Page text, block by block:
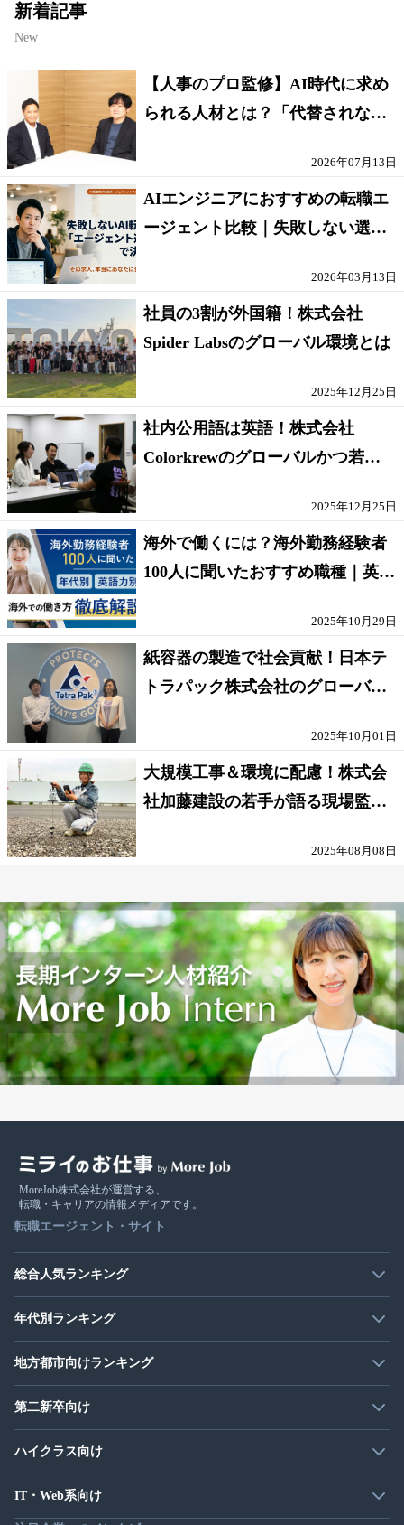
新着記事
New
【人事のプロ監修】AI時代に求め
られる人材とは？「代替されない
2026年07月13日
AIエンジニアにおすすめの転職エ
ージェント比較｜失敗しない選び
2026年03月13日
社員の3割が外国籍！株式会社
Spider Labsのグローバル環境とは
2025年12月25日
社内公用語は英語！株式会社
Colorkrewのグローバルかつ若手
2025年12月25日
海外で働くには？海外勤務経験者
100人に聞いたおすすめ職種｜英語
2025年10月29日
紙容器の製造で社会貢献！日本テ
トラパック株式会社のグローバル
2025年10月01日
大規模工事＆環境に配慮！株式会
社加藤建設の若手が語る現場監督
2025年08月08日
MoreJob株式会社が運営する、
転職・キャリアの情報メディアです。
転職エージェント・サイト
総合人気ランキング
年代別ランキング
地方都市向けランキング
第二新卒向け
ハイクラス向け
IT・Web系向け